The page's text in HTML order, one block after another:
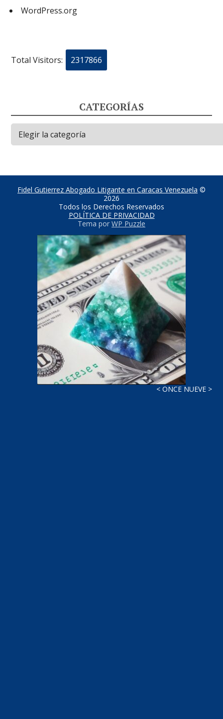
WordPress.org
Total Visitors: 2317866
CATEGORÍAS
Categorías
Fidel Gutierrez Abogado Litigante en Caracas Venezuela ©
2026
Todos los Derechos Reservados
POLÍTICA DE PRIVACIDAD
Tema por WP Puzzle
< ONCE NUEVE >